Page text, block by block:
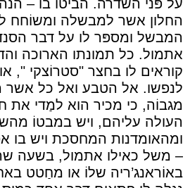
על פּני השדרה. הביטו בו –
החלון אשר למבשלה ומשוֹחח
המבשל ומספּר לו על דבר
אתמול. כל תמונתו הארוכה
קוראים לו בחצר "סטרוֹצקי ",
לנפשו. אל הטבע ואל כל אשר
מגבוֹה, כי מכיר הוא למַדי את
העולה עליהם, ויש במבטוֹ
ומהאומדנות המחסכת ויש בו
– משל כאילו אתמול, בשעה
באוֹראנג’ריה שלוֹ או מחַטט